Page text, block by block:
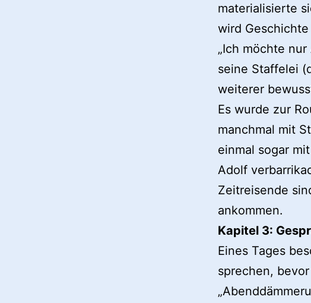
materialisierte
wird
„Ich möchte
seine Staffelei
weiterer
Es wurde zur
manchmal mit
einmal sogar
Adolf
Zeitreisende
ankommen.
Kapitel 3:
Eines Tages
sprechen,